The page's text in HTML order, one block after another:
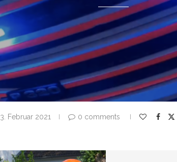
3. Februar 2021 0 comments